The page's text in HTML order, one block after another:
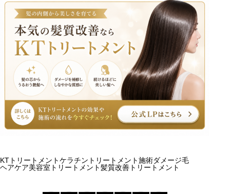
KTトリートメントケラチントリートメント施術ダメージ毛
ヘアケア美容室トリートメント髪質改善トリートメント